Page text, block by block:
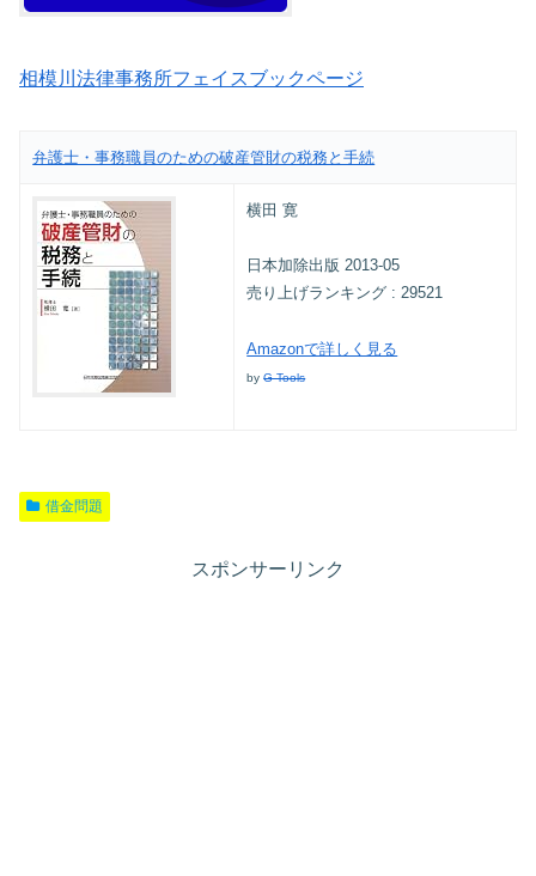
相模川法律事務所フェイスブックページ
弁護士・事務職員のための破産管財の税務と手続
横田 寛
日本加除出版 2013-05
売り上げランキング : 29521
Amazonで詳しく見る
byG-Tools
借金問題
スポンサーリンク